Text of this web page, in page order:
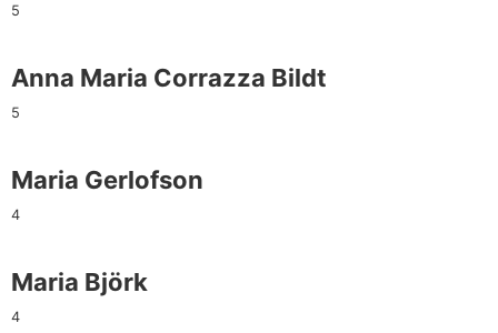
5
Anna Maria Corrazza Bildt
5
Maria Gerlofson
4
Maria Björk
4